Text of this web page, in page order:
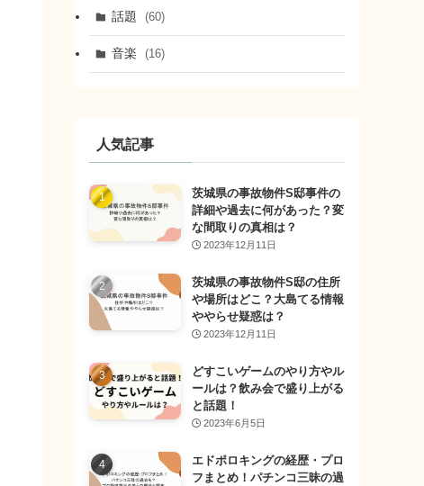
話題 (60)
音楽 (16)
人気記事
茨城県の事故物件S邸事件の
詳細や過去に何があった？変
な間取りの真相は？
2023年12月11日
茨城県の事故物件S邸の住所
や場所はどこ？大島てる情報
ややらせ疑惑は？
2023年12月11日
どすこいゲームのやり方やル
ールは？飲み会で盛り上がる
と話題！
2023年6月5日
エドポロキングの経歴・プロ
フまとめ！パチンコ三昧の過